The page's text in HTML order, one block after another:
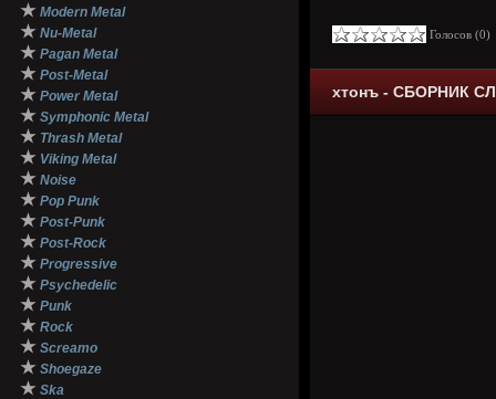
★ Modern Metal
★ Nu-Metal
★ Pagan Metal
★ Post-Metal
★ Power Metal
★ Symphonic Metal
★ Thrash Metal
★ Viking Metal
★ Noise
★ Pop Punk
★ Post-Punk
★ Post-Rock
★ Progressive
★ Psychedelic
★ Punk
★ Rock
★ Screamo
★ Shoegaze
★ Ska
Голосов (0
хтонъ - СБОРНИК